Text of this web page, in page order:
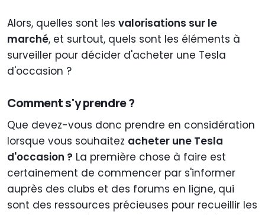
Alors, quelles sont les valorisations sur le
marché, et surtout, quels sont les éléments à
surveiller pour décider d'acheter une Tesla
d'occasion ?
Comment s'y prendre ?
Que devez-vous donc prendre en considération
lorsque vous souhaitez acheter une Tesla
d'occasion ? La première chose à faire est
certainement de commencer par s'informer
auprès des clubs et des forums en ligne, qui
sont des ressources précieuses pour recueillir les